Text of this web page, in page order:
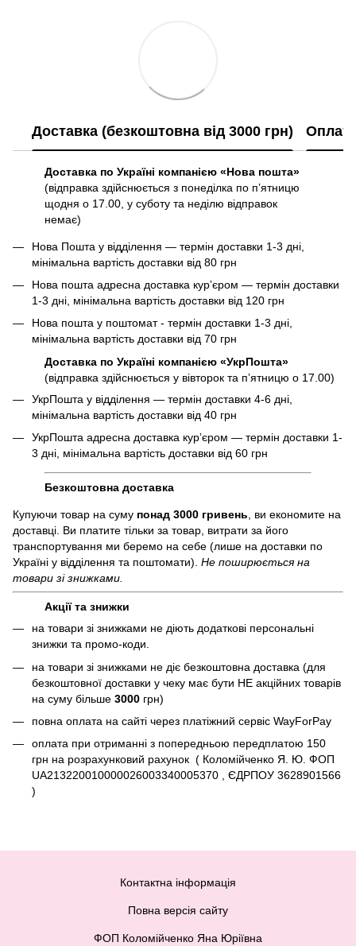
Доставка (безкоштовна від 3000 грн)
Доставка по Україні компанією «Нова пошта»
(відправка здійснюється з понеділка по пʼятницю
щодня о 17.00, у суботу та неділю відправок
немає)
Нова Пошта у відділення — термін доставки 1-3 дні,
мінімальна вартість доставки від 80 грн
Нова пошта адресна доставка курʼєром — термін доставки
1-3 дні, мінімальна вартість доставки від 120 грн
Нова пошта у поштомат - термін доставки 1-3 дні,
мінімальна вартість доставки від 70 грн
Доставка по Україні компанією «УкрПошта»
(відправка здійснюється у вівторок та пʼятницю о 17.00)
УкрПошта у відділення — термін доставки 4-6 дні,
мінімальна вартість доставки від 40 грн
УкрПошта адресна доставка курʼєром — термін доставки 1-
3 дні, мінімальна вартість доставки від 60 грн
Безкоштовна доставка
Купуючи товар на суму понад 3000 гривень, ви економите на
доставці. Ви платите тільки за товар, витрати за його
транспортування ми беремо на себе (лише на доставки по
Україні у відділення та поштомати). Не поширюється на
товари зі знижками.
Акції та знижки
на товари зі знижками не діють додаткові персональні
знижки та промо-коди.
на товари зі знижками не діє безкоштовна доставка (для
безкоштовної доставки у чеку має бути НЕ акційних товарів
на суму більше 3000 грн)
повна оплата на сайті через платіжний сервіc WayForPay
оплата при отриманні з попередньою передплатою 150
грн на розрахунковий рахунок ( Коломійченко Я. Ю. ФОП
UA213220010000026003340005370 , ЄДРПОУ 3628901566
)
Контактна інформація
Повна версія сайту
ФОП Коломійченко Яна Юріївна